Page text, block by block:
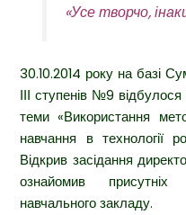
«Усе творчо,
30.10.2014 року на базі
ІІІ ступенів №9
теми «Використання
навчання в технології
Відкрив засідання
ознайомив
навчального закладу.